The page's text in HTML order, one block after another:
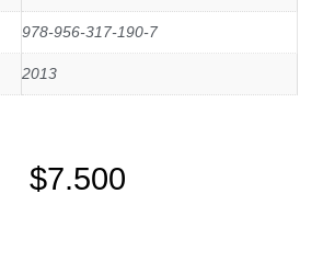
978-956-317-190-7
2013
$7.500